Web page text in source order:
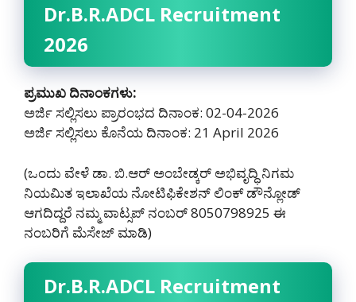
Dr.B.R.ADCL Recruitment
2026
ಪ್ರಮುಖ ದಿನಾಂಕಗಳು:
ಅರ್ಜಿ ಸಲ್ಲಿಸಲು ಪ್ರಾರಂಭದ ದಿನಾಂಕ: 02-04-2026
ಅರ್ಜಿ ಸಲ್ಲಿಸಲು ಕೊನೆಯ ದಿನಾಂಕ: 21 April 2026
(ಒಂದು ವೇಳೆ ಡಾ. ಬಿ.ಆರ್ ಅಂಬೇಡ್ಕರ್ ಅಭಿವೃದ್ಧಿ ನಿಗಮ
ನಿಯಮಿತ ಇಲಾಖೆಯ ನೋಟಿಫಿಕೇಶನ್ ಲಿಂಕ್ ಡೌನ್ಲೋಡ್
ಆಗದಿದ್ದರೆ ನಮ್ಮ ವಾಟ್ಸಪ್ ನಂಬರ್ 8050798925‌ ಈ
ನಂಬರಿಗೆ ಮೆಸೇಜ್ ಮಾಡಿ)
Dr.B.R.ADCL Recruitment